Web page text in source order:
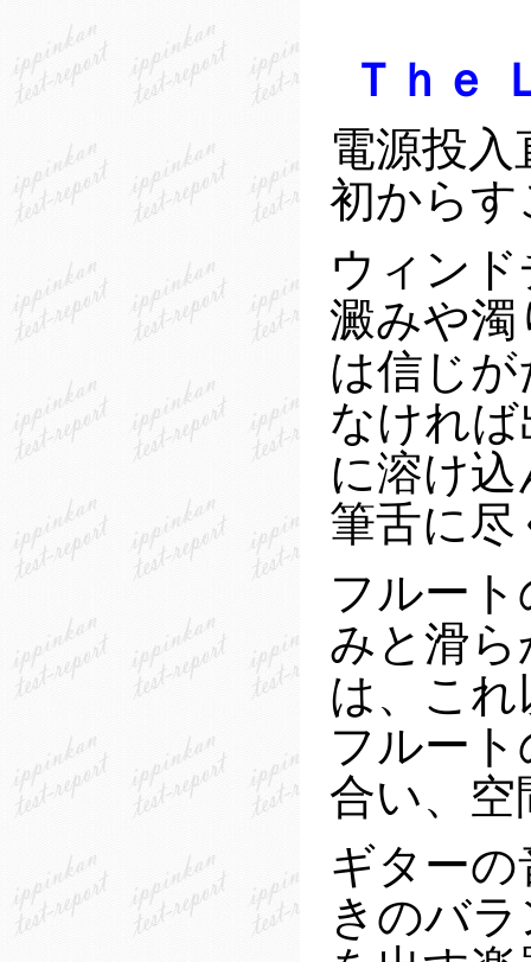
Ｔｈｅ
電源投
初から
ウィン
澱みや
は信じ
なけれ
に溶け
筆舌に
フルー
みと滑
は、こ
フルー
合い、
ギター
きのバ